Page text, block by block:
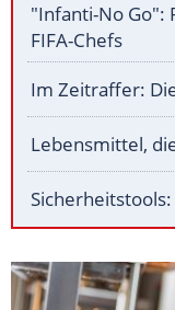
"Infanti-No Go":
FIFA-Chefs
Im Zeitraffer:
Lebensmittel,